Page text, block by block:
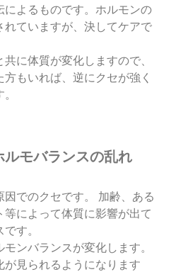
によるものです。ホルモンの
れていますが、決してケアで
に体質が変化しますので、
もいれば、逆にクセが強く
モバランスの乱れ
でのクセです。 加齢、ある
によって体質に影響が出て
す。
ンバランスが変化します。
見られるようになります